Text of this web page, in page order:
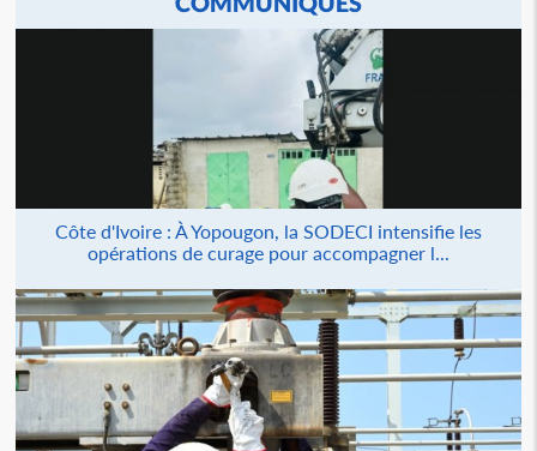
Côte d'Ivoire : À Yopougon, la SODECI intensifie les
opérations de curage pour accompagner l...